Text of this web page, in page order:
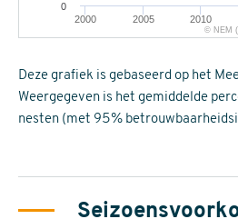
2000 2005 2010
0
© NEM
Deze grafiek is gebaseerd op het
Weergegeven is het gemiddelde
nesten (met 95%